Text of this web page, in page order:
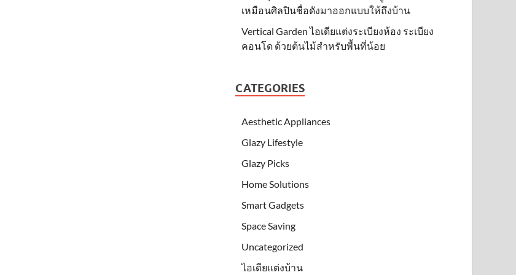
เหมือนศิลปินชื่อดังมาออกแบบให้ถึงบ้าน
Vertical Garden ไอเดียแต่งระเบียงห้อง ระเบียง
คอนโด ด้วยต้นไม้สำหรับพื้นที่น้อย
CATEGORIES
Aesthetic Appliances
Glazy Lifestyle
Glazy Picks
Home Solutions
Smart Gadgets
Space Saving
Uncategorized
ไอเดียแต่งบ้าน